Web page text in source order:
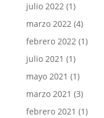
julio 2022(1)
marzo 2022(4)
febrero 2022(1)
julio 2021 (1)
mayo 2021 (1)
marzo 2021 (3)
febrero 2021 (1)